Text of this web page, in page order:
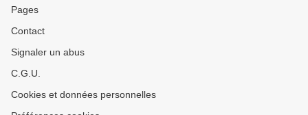
Pages
Contact
Signaler un abus
C.G.U.
Cookies et données personnelles